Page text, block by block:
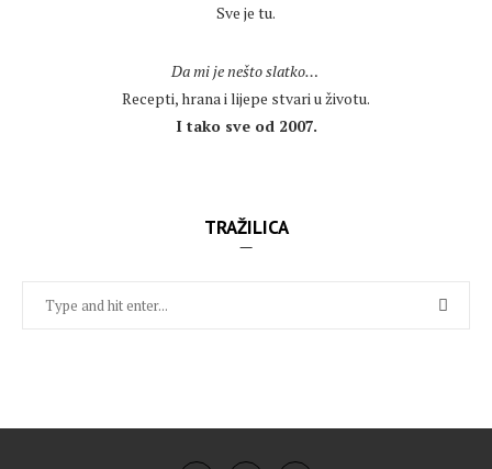
Sve je tu.
Da mi je nešto slatko…
Recepti, hrana i lijepe stvari u životu.
I tako sve od 2007.
TRAŽILICA